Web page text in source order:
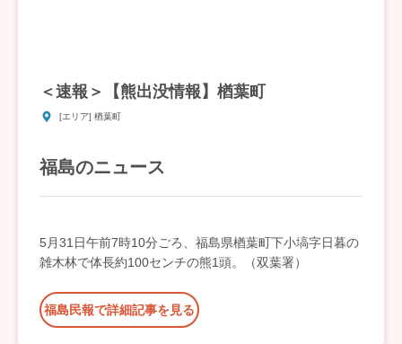
＜速報＞【熊出没情報】楢葉町
[エリア] 楢葉町
福島のニュース
5月31日午前7時10分ごろ、福島県楢葉町下小塙字日暮の
雑木林で体長約100センチの熊1頭。（双葉署）
福島民報で詳細記事を見る